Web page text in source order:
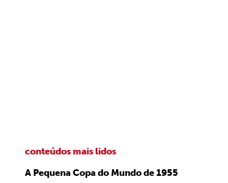
conteúdos mais lidos
A Pequena Copa do Mundo de 1955